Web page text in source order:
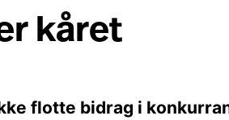
kåret
flotte bidrag i